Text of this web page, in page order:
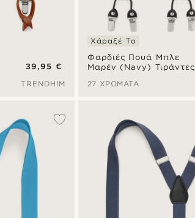
39,95 €
TRENDHIM
Φαρδιές Πουά Μπλε
Μαρέν (Navy) Τιράντες
Χάραξέ Το
27 ΧΡΏΜΑΤΑ